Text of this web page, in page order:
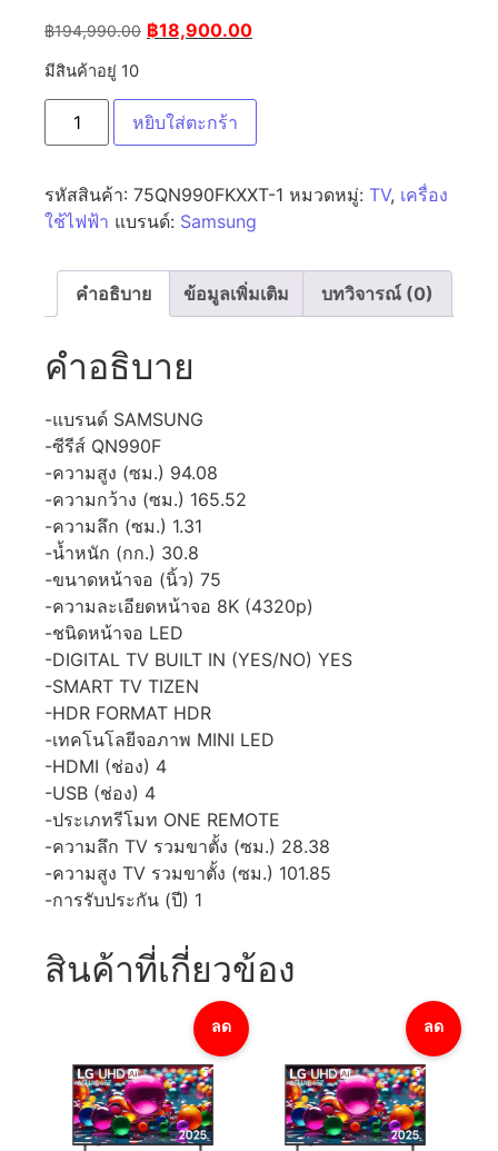
฿194,990.00 ฿18,900.00
มีสินค้าอยู่ 10
หยิบใส่ตะกร้า
รหัสสินค้า: 75QN990FKXXT-1 หมวดหมู่: TV, เครื่อง
ใช้ไฟฟ้า แบรนด์: Samsung
คำอธิบาย ข้อมูลเพิ่มเติม บทวิจารณ์ (0)
คำอธิบาย
-แบรนด์ SAMSUNG
-ซีรีส์ QN990F
-ความสูง (ซม.) 94.08
-ความกว้าง (ซม.) 165.52
-ความลึก (ซม.) 1.31
-น้ำหนัก (กก.) 30.8
-ขนาดหน้าจอ (นิ้ว) 75
-ความละเอียดหน้าจอ 8K (4320p)
-ชนิดหน้าจอ LED
-DIGITAL TV BUILT IN (YES/NO) YES
-SMART TV TIZEN
-HDR FORMAT HDR
-เทคโนโลยีจอภาพ MINI LED
-HDMI (ช่อง) 4
-USB (ช่อง) 4
-ประเภทรีโมท ONE REMOTE
-ความลึก TV รวมขาตั้ง (ซม.) 28.38
-ความสูง TV รวมขาตั้ง (ซม.) 101.85
-การรับประกัน (ปี) 1
สินค้าที่เกี่ยวข้อง
ลด
ราคา!
ลด
ราคา!